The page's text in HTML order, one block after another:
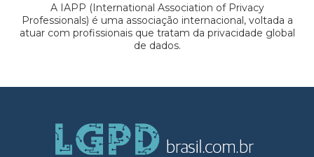
A IAPP (International Association of Privacy
Professionals) é uma associação internacional, voltada a
atuar com profissionais que tratam da privacidade global
de dados.